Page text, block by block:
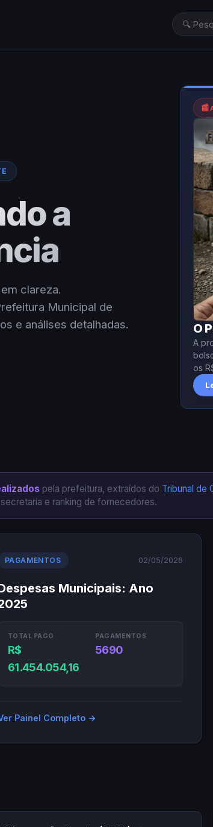
a
clareza.
Municipal de
e análises detalhadas.
📰
O
A
os
pela prefeitura, extraídos do Tribunal de
e ranking de fornecedores.
PAGAMENTOS 02/05/2026
Municipais: Ano
TOTAL PAGO
R$
61.454.054,16
PAGAMENTOS
5690
Painel Completo →